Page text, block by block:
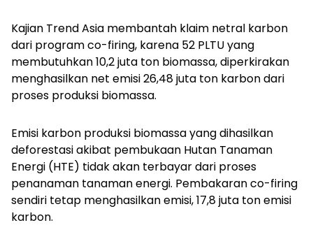
Kajian Trend Asia membantah klaim netral karbon
dari program co-firing, karena 52 PLTU yang
membutuhkan 10,2 juta ton biomassa, diperkirakan
menghasilkan net emisi 26,48 juta ton karbon dari
proses produksi biomassa.
Emisi karbon produksi biomassa yang dihasilkan
deforestasi akibat pembukaan Hutan Tanaman
Energi (HTE) tidak akan terbayar dari proses
penanaman tanaman energi. Pembakaran co-firing
sendiri tetap menghasilkan emisi, 17,8 juta ton emisi
karbon.